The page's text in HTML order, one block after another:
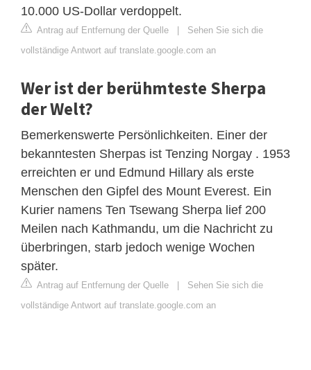
10.000 US-Dollar verdoppelt.
Antrag auf Entfernung der Quelle | Sehen Sie sich die
vollständige Antwort auf translate.google.com an
Wer ist der berühmteste Sherpa
der Welt?
Bemerkenswerte Persönlichkeiten. Einer der
bekanntesten Sherpas ist Tenzing Norgay . 1953
erreichten er und Edmund Hillary als erste
Menschen den Gipfel des Mount Everest. Ein
Kurier namens Ten Tsewang Sherpa lief 200
Meilen nach Kathmandu, um die Nachricht zu
überbringen, starb jedoch wenige Wochen
später.
Antrag auf Entfernung der Quelle | Sehen Sie sich die
vollständige Antwort auf translate.google.com an